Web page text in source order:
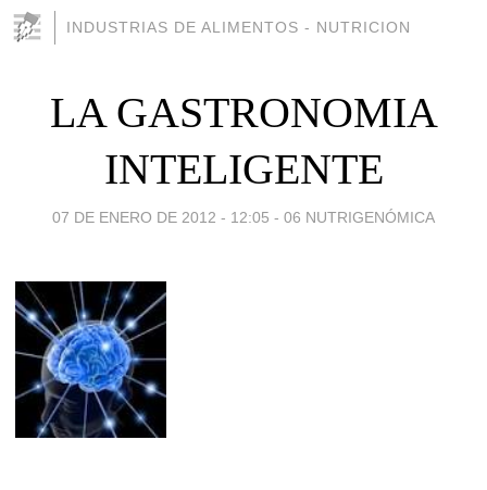
INDUSTRIAS DE ALIMENTOS - NUTRICION
LA GASTRONOMIA
INTELIGENTE
07 DE ENERO DE 2012 - 12:05 - 06 NUTRIGENÓMICA